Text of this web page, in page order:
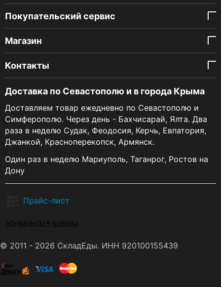
Покупательский сервис
Магазин
Контакты
Доставка по Севастополю и в города Крыма
Доставляем товар ежедневно по Севастополю и
Симферополю. Через день - Бахчисарай, Ялта. Два
раза в неделю Судак, Феодосия, Керчь, Евпатория,
Джанкой, Красноперекопск, Армянск.
Один раз в неделю Мариуполь, Таганрог, Ростов на
Дону
Прайс-лист
30r689n3c51p6hde
© 2011 - 2026 СкладЕды. ИНН 920100155439